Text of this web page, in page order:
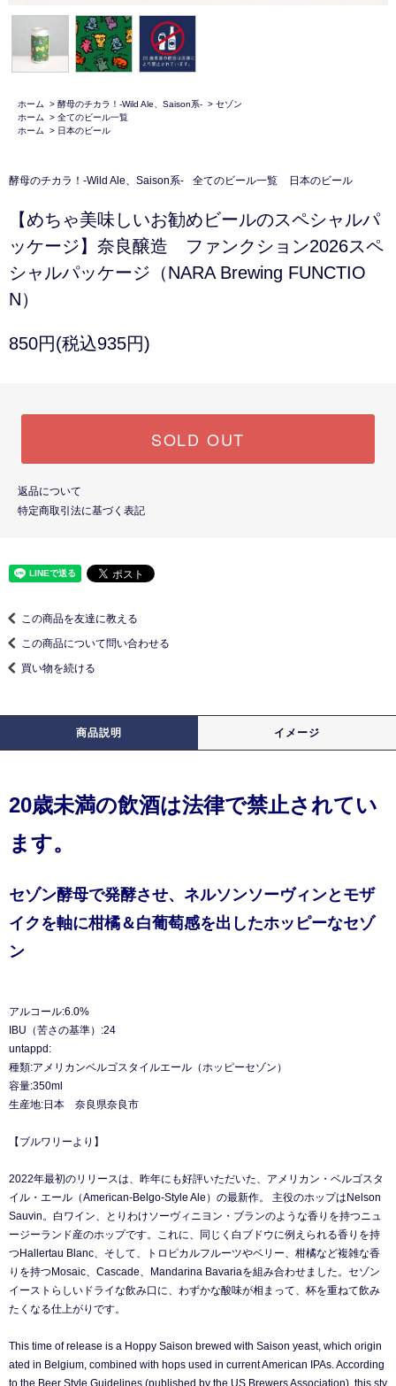
ホーム > 酵母のチカラ！-Wild Ale、Saison系- > セゾン
ホーム
> 全てのビール一覧
ホーム
> 日本のビール
酵母のチカラ！-Wild Ale、Saison系- 全てのビール一覧 日本のビール
【めちゃ美味しいお勧めビールのスペシャルパ
ッケージ】奈良醸造 ファンクション2026スペ
シャルパッケージ（NARA Brewing FUNCTIO
N）
850円(税込935円)
SOLD OUT
返品について
特定商取引法に基づく表記
この商品を友達に教える
この商品について問い合わせる
買い物を続ける
商品説明 イメージ
20歳未満の飲酒は法律で禁止されてい
ます。
セゾン酵母で発酵させ、ネルソンソーヴィンとモザ
イクを軸に柑橘＆白葡萄感を出したホッピーなセゾ
ン
アルコール:6.0%
IBU（苦さの基準）:24
untappd:
種類:アメリカンベルゴスタイルエール（ホッピーセゾン）
容量:350ml
生産地:日本 奈良県奈良市
【ブルワリーより】
2022年最初のリリースは、昨年にも好評いただいた、アメリカン・ベルゴスタ
イル・エール（American-Belgo-Style Ale）の最新作。 主役のホップはNelson
Sauvin。白ワイン、とりわけソーヴィニヨン・ブランのような香りを持つニュ
ージーランド産のホップです。これに、同じく白ブドウに例えられる香りを持
つHallertau Blanc、そして、トロピカルフルーツやベリー、柑橘など複雑な香
りを持つMosaic、Cascade、Mandarina Bavariaを組み合わせました。セゾン
イーストらしいドライな飲み口に、わずかな酸味が相まって、杯を重ねて飲み
たくなる仕上がりです。
This time of release is a Hoppy Saison brewed with Saison yeast, which origin
ated in Belgium, combined with hops used in current American IPAs. According